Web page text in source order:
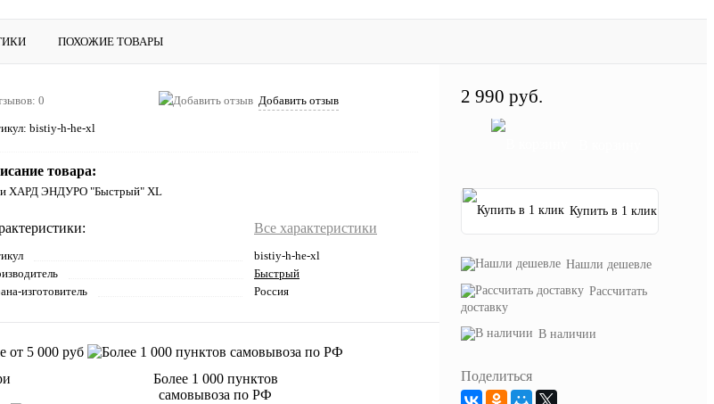
ПОХОЖИЕ ТОВАРЫ
0 Добавить отзыв
bistiy-h-he-xl
товара:
ХАРД ЭНДУРО "Быстрый" XL
Все характеристики
bistiy-h-he-xl
Быстрый
изготовитель
Россия
Более 1 000 пунктов
самовывоза по РФ
2 990 руб.
Купить в 1 клик
Нашли дешевле
Рассчитать
доставку
В наличии
Поделиться